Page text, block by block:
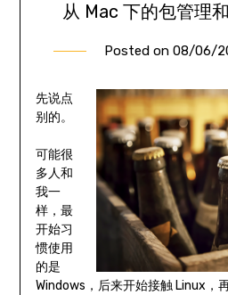
从 Mac 下的包管理
Posted on 08/06/
先说点
别的。
可能很
多人和
我一
样，最
开始习
惯使用
的是
Windows，后来开始接触 Linux，